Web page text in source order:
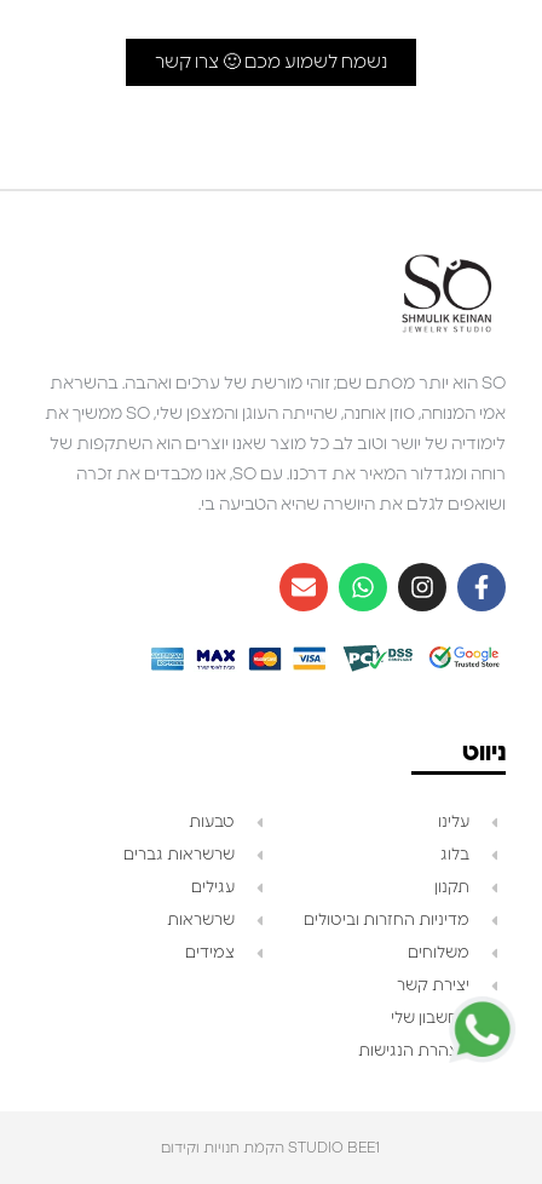
נשמח לשמוע מכם 🙂 צרו קשר
SO הוא יותר מסתם שם; זוהי מורשת של ערכים ואהבה. בהשראת
אמי המנוחה, סוזן אוחנה, שהייתה העוגן והמצפן שלי, SO ממשיך את
לימודיה של יושר וטוב לב. כל מוצר שאנו יוצרים הוא השתקפות של
רוחה ומגדלור המאיר את דרכנו. עם SO, אנו מכבדים את זכרה
ושואפים לגלם את היושרה שהיא הטביעה בי.
ניווט
עלינו
בלוג
תקנון
מדיניות החזרות וביטולים
משלוחים
יצירת קשר
החשבון שלי
הצהרת הנגישות
טבעות
שרשראות גברים
עגילים
שרשראות
צמידים
STUDIO BEE1 הקמת חנויות וקידום‎
💬 זמינים עכשיו